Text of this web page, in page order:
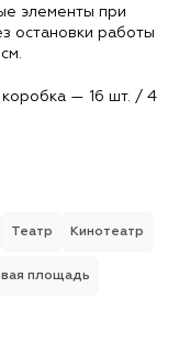
элементы при
остановки работы
коробка — 16 шт. / 4
Театр Кинотеатр
площадь